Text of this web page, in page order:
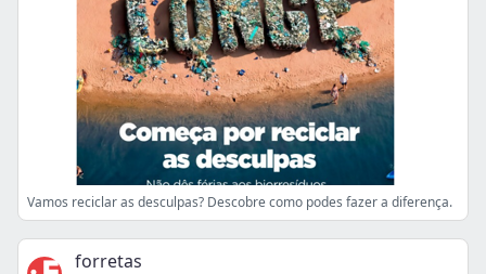
Vamos reciclar as desculpas? Descobre como podes fazer a diferença.
forretas